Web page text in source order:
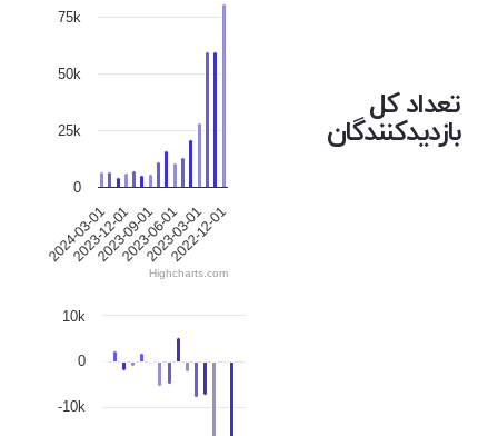
تعداد کل
بازدیدکنندگان
2024-03-01
2023-12-01
2023-09-01
2023-06-01
2023-03-01
2022-12-01
0
25k
50k
75k
Highcharts.com
-10k
0
10k